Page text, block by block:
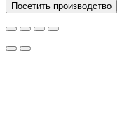
Посетить производство